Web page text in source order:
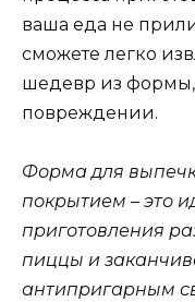
ваша еда не
сможете легко
шедевр из формы,
повреждении.
Форма для
покрытием – это
приготовления
пиццы и
антипригарным